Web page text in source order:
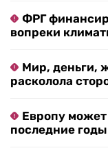
ФРГ
вопреки
Мир, деньги,
расколола
Европу
последние годы